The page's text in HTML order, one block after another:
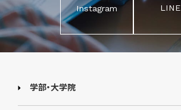
Instagram LINE
学部・大学院